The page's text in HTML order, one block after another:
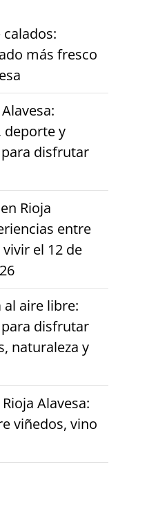
más fresco
deporte y
disfrutar
Rioja
entre
el 12 de
al aire libre:
disfrutar
naturaleza y
Alavesa:
viñedos, vino